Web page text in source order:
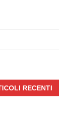
RECENTI